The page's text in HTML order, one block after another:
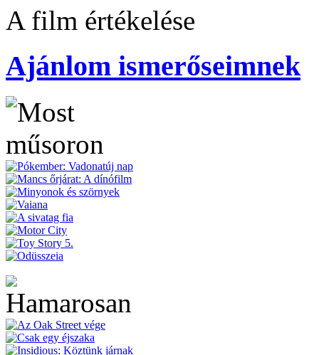
A film értékelése
Ajánlom ismerőseimnek